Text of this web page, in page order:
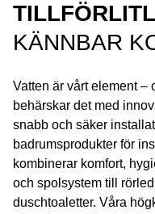
KÄNNBAR
Vatten är vårt element –
behärskar det med
snabb och säker
badrumsprodukter för
kombinerar komfort,
och spolsystem till
duschtoaletter. Våra